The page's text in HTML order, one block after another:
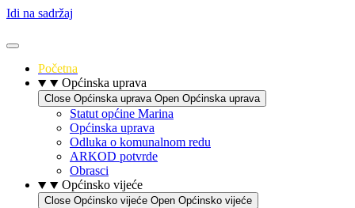
Idi na sadržaj
Početna
Općinska uprava
Close Općinska uprava Open Općinska uprava
Statut općine Marina
Općinska uprava
Odluka o komunalnom redu
ARKOD potvrde
Obrasci
Općinsko vijeće
Close Općinsko vijeće Open Općinsko vijeće